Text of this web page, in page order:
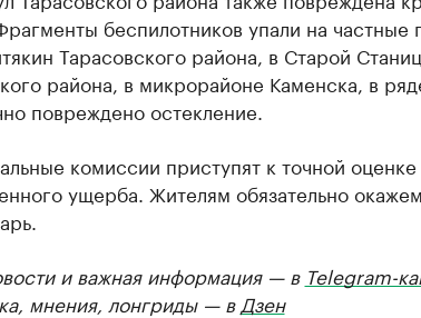
беспилотников упали на частные
Тарасовского района, в Старой
района, в микрорайоне Каменска, в
повреждено остекление.
комиссии приступят к точной оценке
ущерба. Жителям обязательно
и важная информация — в Telegram-
мнения, лонгриды — в Дзен